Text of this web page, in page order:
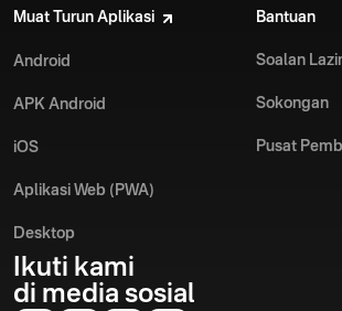
Muat Turun Aplikasi
Android
APK Android
iOS
Aplikasi Web (PWA)
Desktop
Bantuan
Soalan
Sokongan
Pusat
Ikuti kami
di media sosial